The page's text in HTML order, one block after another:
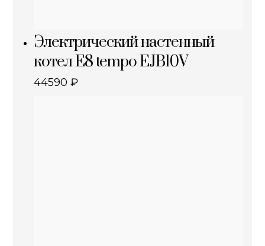
Электрический настенный
котел E8 tempo EJB10V
44590₽